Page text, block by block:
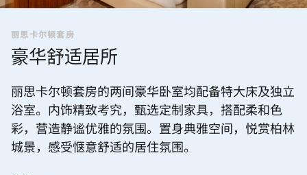
丽思卡尔顿套房
豪华舒适居所
丽思卡尔顿套房的两间豪华卧室均配备特大床及独立
浴室。内饰精致考究，甄选定制家具，搭配柔和色
彩，营造静谧优雅的氛围。置身典雅空间，悦赏柏林
城景，感受惬意舒适的居住氛围。